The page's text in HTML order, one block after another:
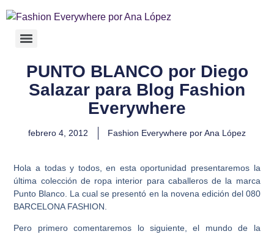
PUNTO BLANCO por Diego
Salazar para Blog Fashion
Everywhere
febrero 4, 2012 Fashion Everywhere por Ana López
Hola a todas y todos, en esta oportunidad presentaremos la
última colección de ropa interior para caballeros de la marca
Punto Blanco. La cual se presentó en la novena edición del 080
BARCELONA FASHION.
Pero primero comentaremos lo siguiente, el mundo de la